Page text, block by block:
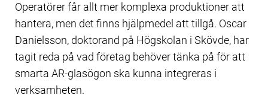
Operatörer får allt mer komplexa produktioner att
hantera, men det finns hjälpmedel att tillgå. Oscar
Danielsson, doktorand på Högskolan i Skövde, har
tagit reda på vad företag behöver tänka på för att
smarta AR-glasögon ska kunna integreras i
verksamheten.